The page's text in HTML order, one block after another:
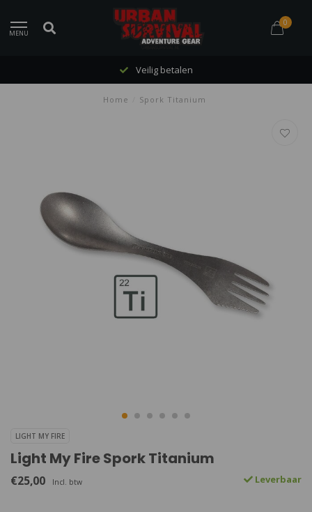
MENU
0
Veilig betalen
Home Spork Titanium
LIGHT MY FIRE
Light My Fire Spork Titanium
€25,00 Incl. btw Leverbaar